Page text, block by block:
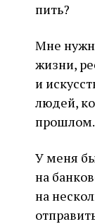
пить?
Мне
жизни,
и
людей,
прошлом.
У меня
на
на